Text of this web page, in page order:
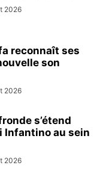
2026
reconnaît ses
son
2026
s’étend
Infantino au sein
2026